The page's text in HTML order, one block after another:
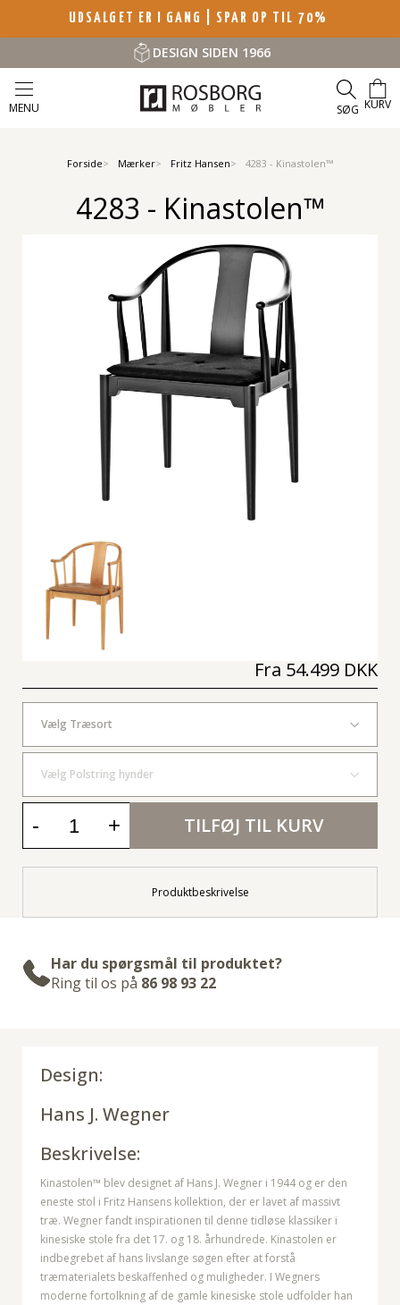
UDSALGET ER I GANG | SPAR OP TIL 70%
DESIGN SIDEN 1966
MENU SØG KURV
Forside Mærker Fritz Hansen 4283 - Kinastolen™
4283 - Kinastolen™
Fra 54.499 DKK
Vælg Træsort
Vælg Polstring hynder
- + TILFØJ TIL KURV
Produktbeskrivelse
Har du spørgsmål til produktet?
Ring til os på 86 98 93 22
Design:
Hans J. Wegner
Beskrivelse:
Kinastolen™ blev designet af Hans J. Wegner i 1944 og er den
eneste stol i Fritz Hansens kollektion, der er lavet af massivt
træ. Wegner fandt inspirationen til denne tidløse klassiker i
kinesiske stole fra det 17. og 18. århundrede. Kinastolen er
indbegrebet af hans livslange søgen efter at forstå
træmaterialets beskaffenhed og muligheder. I Wegners
moderne fortolkning af de gamle kinesiske stole udfolder han